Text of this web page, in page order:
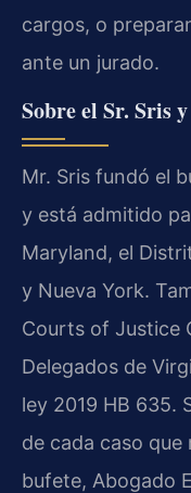
cargos, o
ante un jurado.
Sobre el Sr. Sris
Mr. Sris fundó el
y está admitido
Maryland, el
y Nueva York.
Courts of Justice
Delegados de
ley 2019 HB 635.
de cada caso que
bufete, Abogado